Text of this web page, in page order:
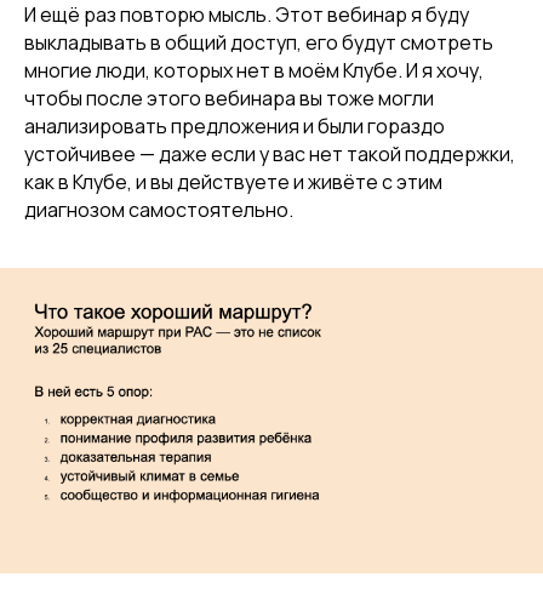
И ещё раз повторю мысль. Этот вебинар я буду
выкладывать в общий доступ, его будут смотреть
многие люди, которых нет в моём Клубе. И я хочу,
чтобы после этого вебинара вы тоже могли
анализировать предложения и были гораздо
устойчивее — даже если у вас нет такой поддержки,
как в Клубе, и вы действуете и живёте с этим
диагнозом самостоятельно.